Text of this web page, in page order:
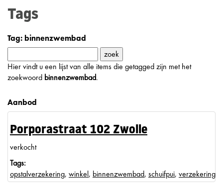
Tags
Tag: binnenzwembad
Hier vindt u een lijst van alle items die getagged zijn met het
zoekwoord binnenzwembad.
Aanbod
Porporastraat 102 Zwolle
verkocht
Tags:
opstalverzekering, winkel, binnenzwembad, schuifpui, verzekering